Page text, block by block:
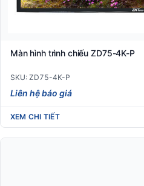
Màn hình trình chiếu ZD75-4K-P
SKU: ZD75-4K-P
Liên hệ báo giá
XEM CHI TIẾT